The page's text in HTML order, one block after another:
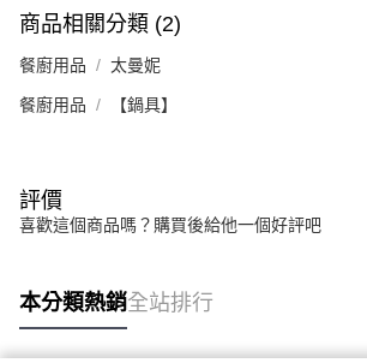
商品相關分類 (2)
餐廚用品 太曼妮
餐廚用品 【鍋具】
評價
喜歡這個商品嗎？購買後給他一個好評吧
本分類熱銷全站排行